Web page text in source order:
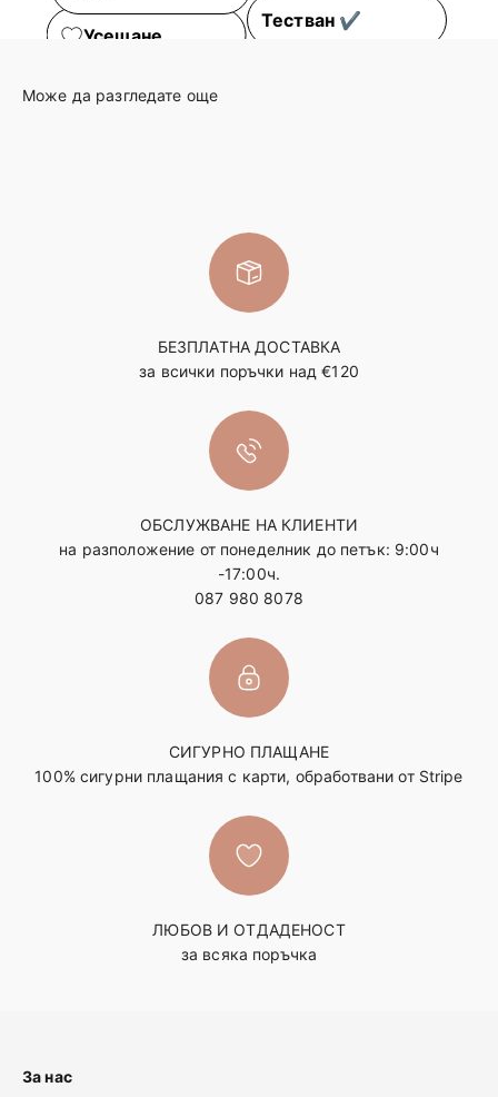
Усещане
Тестван ✔
БЕЗПЛАТНА ДОСТАВКА
за всички поръчки над €120
ОБСЛУЖВАНЕ НА КЛИЕНТИ
на разположение от понеделник до петък: 9:00ч
-17:00ч.
087 980 8078
СИГУРНО ПЛАЩАНЕ
100% сигурни плащания с карти, обработвани от Stripe
ЛЮБОВ И ОТДАДЕНОСТ
за всяка поръчка
За нас